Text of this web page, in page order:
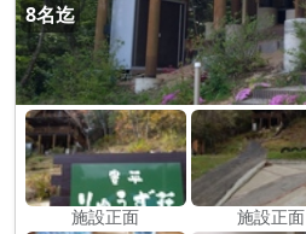
8名迄
施設正面 施設正面